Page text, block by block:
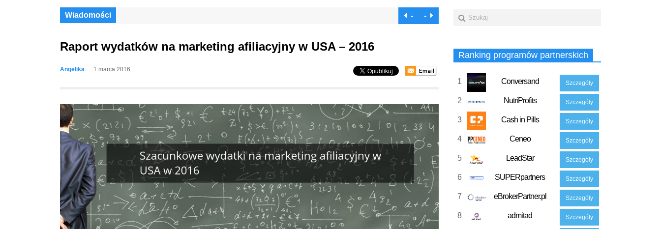
Wiadomości - -
Raport wydatków na marketing afiliacyjny w USA – 2016
Angelika 1 marca 2016
Ranking programów partnerskich
1 Conversand Szczegóły
2 NutriProfits Szczegóły
3 Cash in Pills Szczegóły
4 Ceneo Szczegóły
5 LeadStar Szczegóły
6 SUPERpartners Szczegóły
7 eBrokerPartner.pl Szczegóły
8 admitad Szczegóły